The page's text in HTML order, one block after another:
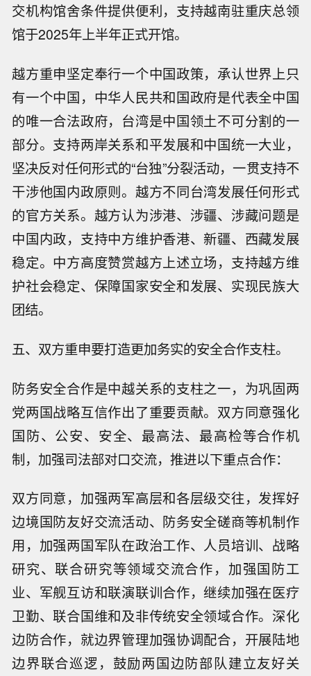
交机构馆舍条件提供便利，支持越南驻重庆总领
馆于2025年上半年正式开馆。
越方重申坚定奉行一个中国政策，承认世界上只
有一个中国，中华人民共和国政府是代表全中国
的唯一合法政府，台湾是中国领土不可分割的一
部分。支持两岸关系和平发展和中国统一大业，
坚决反对任何形式的“台独”分裂活动，一贯支持不
干涉他国内政原则。越方不同台湾发展任何形式
的官方关系。越方认为涉港、涉疆、涉藏问题是
中国内政，支持中方维护香港、新疆、西藏发展
稳定。中方高度赞赏越方上述立场，支持越方维
护社会稳定、保障国家安全和发展、实现民族大
团结。
五、双方重申要打造更加务实的安全合作支柱。
防务安全合作是中越关系的支柱之一，为巩固两
党两国战略互信作出了重要贡献。双方同意强化
国防、公安、安全、最高法、最高检等合作机
制，加强司法部对口交流，推进以下重点合作：
双方同意，加强两军高层和各层级交往，发挥好
边境国防友好交流活动、防务安全磋商等机制作
用，加强两国军队在政治工作、人员培训、战略
研究、联合研究等领域交流合作，加强国防工
业、军舰互访和联演联训合作，继续加强在医疗
卫勤、联合国维和及非传统安全领域合作。深化
边防合作，就边界管理加强协调配合，开展陆地
边界联合巡逻，鼓励两国边防部队建立友好关